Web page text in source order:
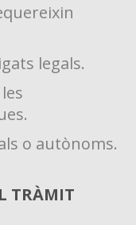
legals.
o autònoms.
TRÀMIT